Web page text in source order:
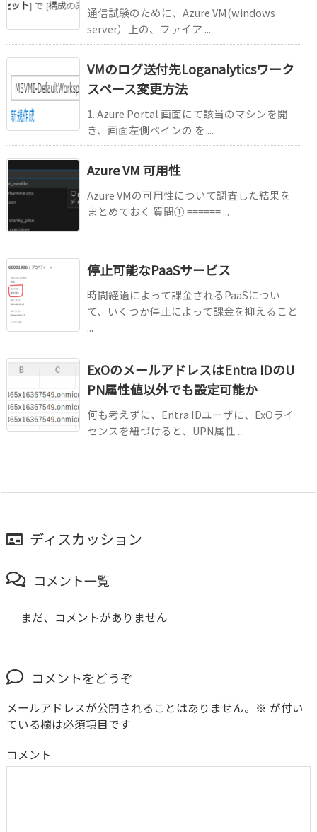
通信試験のために、Azure VM(windows
server）上の、ファイア ...
VMのログ送付先Loganalyticsワーク
スペース変更方法
1. Azure Portal 画面にて該当のマシンを開
き、画面左側ペインの を ...
Azure VM 可用性
Azure VMの可用性について調査した結果を
まとめておく 質問① ====== ...
停止可能なPaaSサービス
時間経過によって課金されるPaaSについ
て、いくつか停止によって課金を抑えること
...
ExOのメールアドレスはEntra IDのU
PN属性値以外でも設定可能か
何も考えずに、Entra IDユーザに、ExOライ
センスを紐づけると、UPN属性 ...
ディスカッション
コメント一覧
まだ、コメントがありません
コメントをどうぞ
メールアドレスが公開されることはありません。 ※ が付い
ている欄は必須項目です
コメント